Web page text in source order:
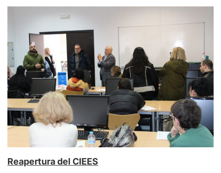
Reapertura del CIEES